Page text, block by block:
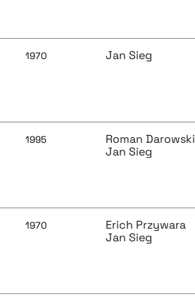
1970 Jan Sieg
1995
Roman Darowski
Jan Sieg
1970
Erich Przywara
Jan Sieg